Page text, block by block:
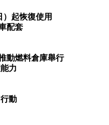
）起恢復使用
配套
動燃料倉庫舉行
力
動